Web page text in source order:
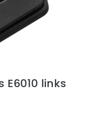
E6010 links